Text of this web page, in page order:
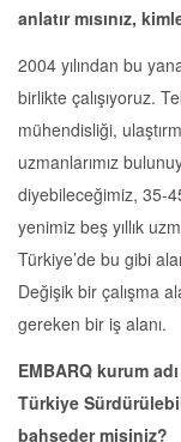
anlatır mısınız,
2004 yılından bu
birlikte çalışıyoruz.
mühendisliği,
uzmanlarımız
diyebileceğimiz, 35-
yenimiz beş yıllık
Türkiye’de bu gibi
Değişik bir çalışma
gereken bir iş alanı.
EMBARQ kurum
Türkiye
bahseder misiniz?